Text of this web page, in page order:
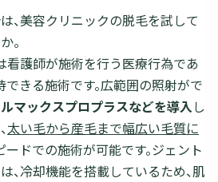
、美容クリニックの脱毛を試して
。
看護師が施術を行う医療行為であ
できる施術です。広範囲の照射がで
マックスプロプラスなどを導入し
太い毛から産毛まで幅広い毛質に
ードでの施術が可能です。ジェント
、冷却機能を搭載しているため、肌